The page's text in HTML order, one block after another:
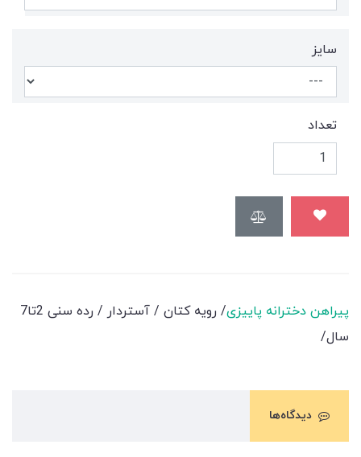
سايز
تعداد
پیراهن دخترانه پاییزی
/ رویه کتان / آستردار / رده سنی 2تا7
سال/
دیدگاه‌ها